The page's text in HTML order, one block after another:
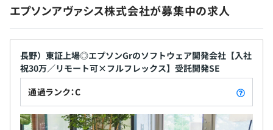
エプソンアヴァシス株式会社が募集中の求人
長野）東証上場◎エプソンGrのソフトウェア開発会社【入社
祝30万／リモート可×フルフレックス】受託開発SE
通過ランク：C